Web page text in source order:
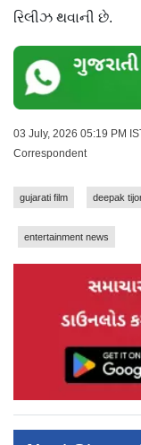
રિલીઝ થવાની છે.
03 July, 2026 05:19 PM
Correspondent
gujarati film deepak
entertainment news